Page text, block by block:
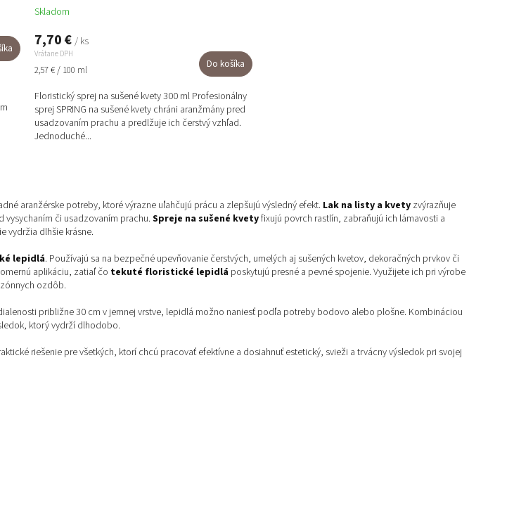
Skladom
7,70 € / ks
Vrátane DPH
Jednotková
2,57 € / 100 ml Do košíka
Floristický sprej na sušené kvety 300 ml Profesionálny
sprej SPRING na sušené kvety chráni aranžmány pred
usadzovaním prachu a predlžuje ich čerstvý vzhľad.
Jednoduché...
l
á
a
c
r
k
y
aranžérske potreby, ktoré výrazne uľahčujú prácu a zlepšujú výsledný efekt. Lak na listy a kvety zvýrazňuje
vysychaním či usadzovaním prachu.Spreje na sušené kvetyfixujú povrch rastlín, zabraňujú ich lámavosti a
vydržia dlhšie krásne.
lepidlá. Používajú sa na bezpečné upevňovanie čerstvých, umelých aj sušených kvetov, dekoračných prvkov či
aplikáciu, zatiaľ čo tekuté floristické lepidlá poskytujú presné a pevné spojenie. Využijete ich pri výrobe
ozdôb.
približne 30 cm v jemnej vrstve, lepidlá možno naniesť podľa potreby bodovo alebo plošne. Kombináciou
ktorý vydrží dlhodobo.
riešenie pre všetkých, ktorí chcú pracovať efektívne a dosiahnuť estetický, svieži a trvácny výsledok pri svojej